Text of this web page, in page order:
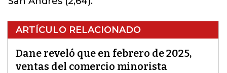
ARTÍCULO RELACIONADO
Dane reveló que en febrero de 2025,
ventas del comercio minorista